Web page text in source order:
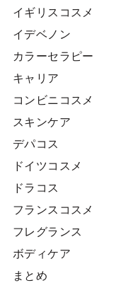
イギリスコスメ
イデベノン
カラーセラピー
キャリア
コンビニコスメ
スキンケア
デパコス
ドイツコスメ
ドラコス
フランスコスメ
フレグランス
ボディケア
まとめ